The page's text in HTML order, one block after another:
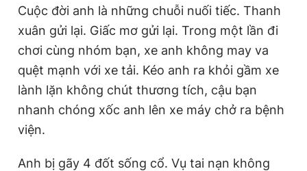
Cuộc đời anh là những chuỗi nuối tiếc. Thanh
xuân gửi lại. Giấc mơ gửi lại. Trong một lần đi
chơi cùng nhóm bạn, xe anh không may va
quệt mạnh với xe tải. Kéo anh ra khỏi gầm xe
lành lặn không chút thương tích, cậu bạn
nhanh chóng xốc anh lên xe máy chở ra bệnh
viện.
Anh bị gãy 4 đốt sống cổ. Vụ tai nạn không